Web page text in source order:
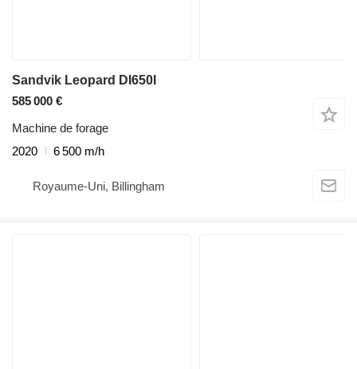
Sandvik Leopard DI650I
585 000 €
Machine de forage
2020
6 500 m/h
Royaume-Uni, Billingham